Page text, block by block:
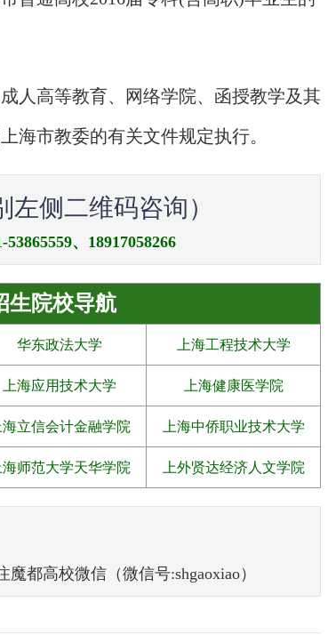
高等教育、网络学院、函授教学及其
海市教委的有关文件规定执行。
左侧二维码咨询）
、18917058266
生院校导航
华东政法大学 上海工程技术大学
上海应用技术大学 上海健康医学院
海立信会计金融学院 上海中侨职业技术大学
海师范大学天华学院 上外贤达经济人文学院
都高校微信（微信号:shgaoxiao）